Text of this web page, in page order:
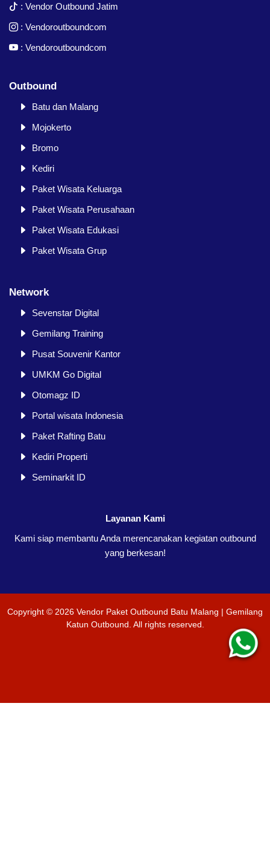
: Vendor Outbound Jatim
: Vendoroutboundcom
: Vendoroutboundcom
Outbound
Batu dan Malang
Mojokerto
Bromo
Kediri
Paket Wisata Keluarga
Paket Wisata Perusahaan
Paket Wisata Edukasi
Paket Wisata Grup
Network
Sevenstar Digital
Gemilang Training
Pusat Souvenir Kantor
UMKM Go Digital
Otomagz ID
Portal wisata Indonesia
Paket Rafting Batu
Kediri Properti
Seminarkit ID
Layanan Kami
Kami siap membantu Anda merencanakan kegiatan outbound
yang berkesan!
Copyright © 2026 Vendor Paket Outbound Batu Malang | Gemilang
Katun Outbound . All rights reserved.